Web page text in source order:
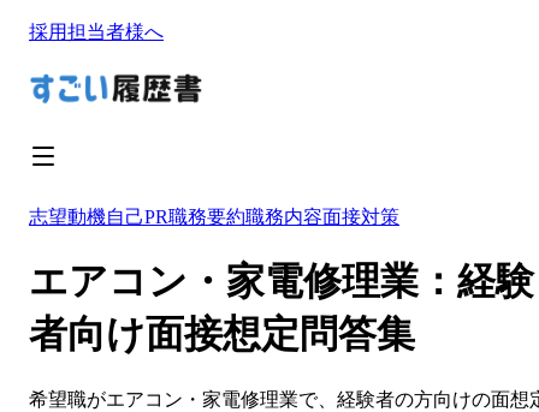
採用担当者様へ
志望動機自己PR職務要約職務内容面接対策
エアコン・家電修理業：経験
者向け面接想定問答集
希望職がエアコン・家電修理業で、経験者の方向けの面想